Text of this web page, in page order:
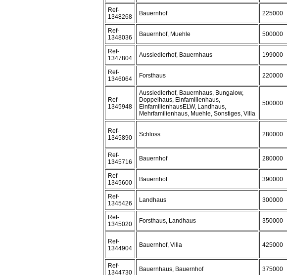
Ref-
1348268
Bauernhof 225000
Ref-
1348036
Bauernhof, Muehle 500000
Ref-
1347804
Aussiedlerhof, Bauernhaus 199000
Ref-
1346064
Forsthaus 220000
Ref-
1345948
Aussiedlerhof, Bauernhaus, Bungalow,
Doppelhaus, Einfamilienhaus,
EinfamilienhausELW, Landhaus,
Mehrfamilienhaus, Muehle, Sonstiges, Villa
500000
Ref-
1345890
Schloss 280000
Ref-
1345716
Bauernhof 280000
Ref-
1345600
Bauernhof 390000
Ref-
1345426
Landhaus 300000
Ref-
1345020
Forsthaus, Landhaus 350000
Ref-
1344904
Bauernhof, Villa 425000
Ref-
1344730
Bauernhaus, Bauernhof 375000